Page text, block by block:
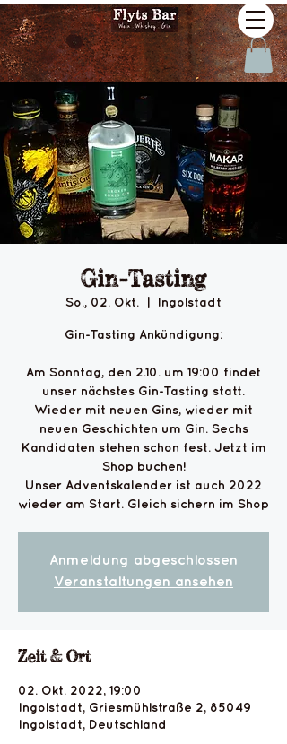
Gin-Tasting
So., 02. Okt. Ingolstadt
Gin-Tasting Ankündigung:
Am Sonntag, den 2.10. um 19:00 findet
unser nächstes Gin-Tasting statt.
Wieder mit neuen Gins, wieder mit
neuen Geschichten um Gin. Sechs
Kandidaten stehen schon fest. Jetzt im
Shop buchen!
Unser Adventskalender ist auch 2022
Anmeldung abgeschlossen
Veranstaltungen ansehen
Zeit & Ort
02. Okt. 2022, 19:00
Ingolstadt, Griesmühlstraße 2, 85049
Ingolstadt, Deutschland